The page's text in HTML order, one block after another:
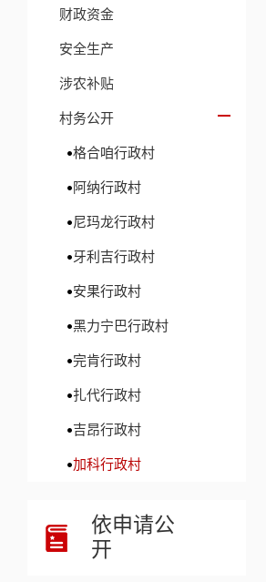
财政资金
安全生产
涉农补贴
村务公开
格合咱行政村
阿纳行政村
尼玛龙行政村
牙利吉行政村
安果行政村
黑力宁巴行政村
完肯行政村
扎代行政村
吉昂行政村
加科行政村
依申请公
开